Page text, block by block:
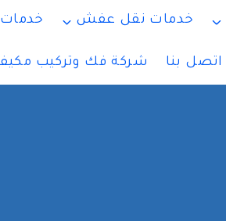
خدمات نقل عفش
اتصل بنا شركة فك وتركيب